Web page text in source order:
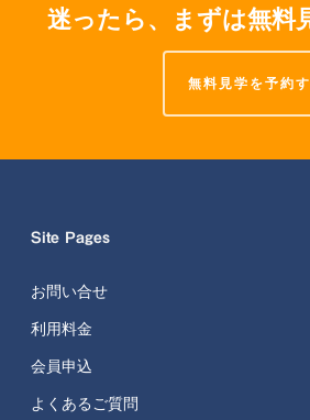
迷ったら、まずは無料
無料見学を予約
Site Pages
お問い合せ
利用料金
会員申込
よくあるご質問